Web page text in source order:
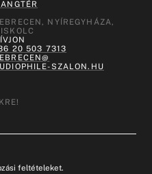
NYÍREGYHÁZA,
20 503 7313
SZALON.HU
feltételeket.